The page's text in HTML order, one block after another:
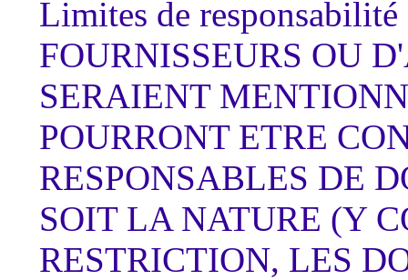
Limites de
FOURNISSEURS OU
SERAIENT
POURRONT ETRE
RESPONSABLES DE
SOIT LA NATURE (Y
RESTRICTION, LES